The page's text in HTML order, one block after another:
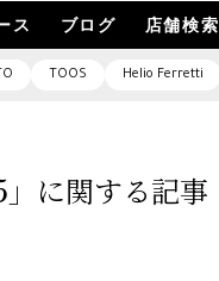
ス ブログ 店舗検索
TOOS Helio Ferretti
に関する記事